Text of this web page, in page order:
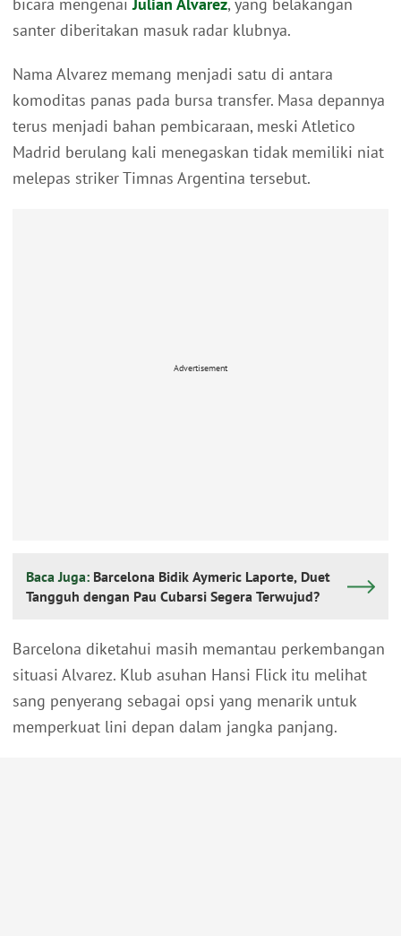
bicara mengenaiJulian Alvarez, yang belakangan
santer diberitakan masuk radar klubnya.
Nama Alvarez memang menjadi satu di antara
komoditas panas pada bursa transfer. Masa depannya
terus menjadi bahan pembicaraan, meski Atletico
Madrid berulang kali menegaskan tidak memiliki niat
melepas striker Timnas Argentina tersebut.
Advertisement
Baca Juga: Barcelona Bidik Aymeric Laporte, Duet
Tangguh dengan Pau Cubarsi Segera Terwujud?
Barcelona diketahui masih memantau perkembangan
situasi Alvarez. Klub asuhan Hansi Flick itu melihat
sang penyerang sebagai opsi yang menarik untuk
memperkuat lini depan dalam jangka panjang.